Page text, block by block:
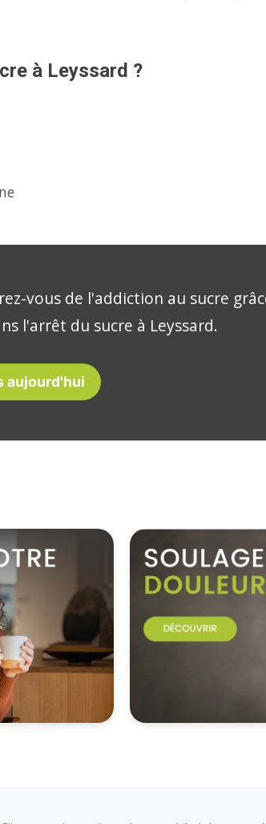
à Leyssard ?
vous de l'addiction au sucre
l'arrêt du sucre à Leyssard.
aujourd'hui